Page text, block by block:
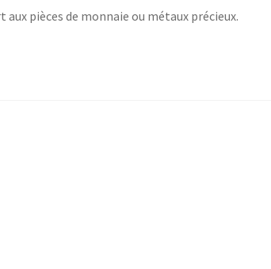
pièces de monnaie ou métaux précieux.